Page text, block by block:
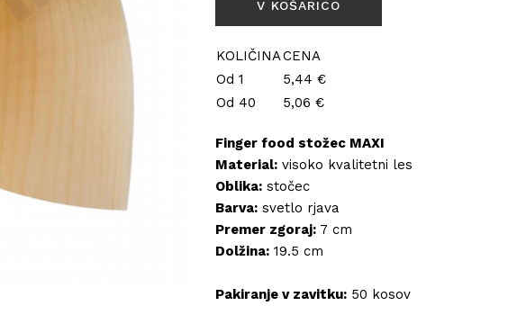
KOLIČINACENA
Od 1
5,44 €
Od 40
5,06 €
Finger food stožec MAXI
Material: visoko kvalitetni les
Oblika: stočec
Barva: svetlo rjava
Premer zgoraj: 7 cm
Dolžina: 19.5 cm
Pakiranje v zavitku: 50 kosov